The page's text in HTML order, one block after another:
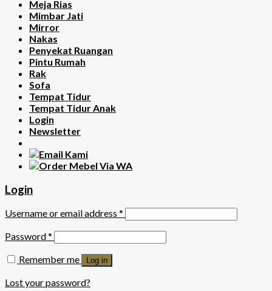
Meja Rias
Mimbar Jati
Mirror
Nakas
Penyekat Ruangan
Pintu Rumah
Rak
Sofa
Tempat Tidur
Tempat Tidur Anak
Login
Newsletter
Login
Username or email address *
Password*
Remember me
Log in
Lost your password?